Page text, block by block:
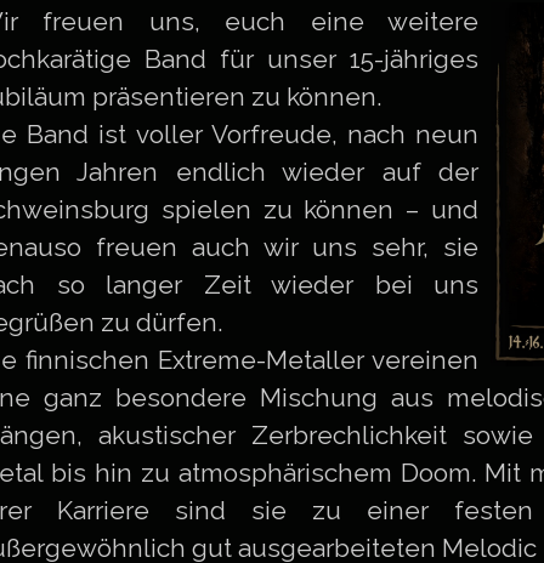
freuen uns, euch eine weitere
Band für unser 15-jähriges
präsentieren zu können.
Band ist voller Vorfreude, nach neun
Jahren endlich wieder auf der
spielen zu können – und
freuen auch wir uns sehr, sie
so langer Zeit wieder bei uns
zu dürfen.
finnischen Extreme-Metaller vereinen
ganz besondere Mischung aus
akustischer Zerbrechlichkeit
bis hin zu atmosphärischem Doom. Mit
Karriere sind sie zu einer
gut ausgearbeiteten Melodic